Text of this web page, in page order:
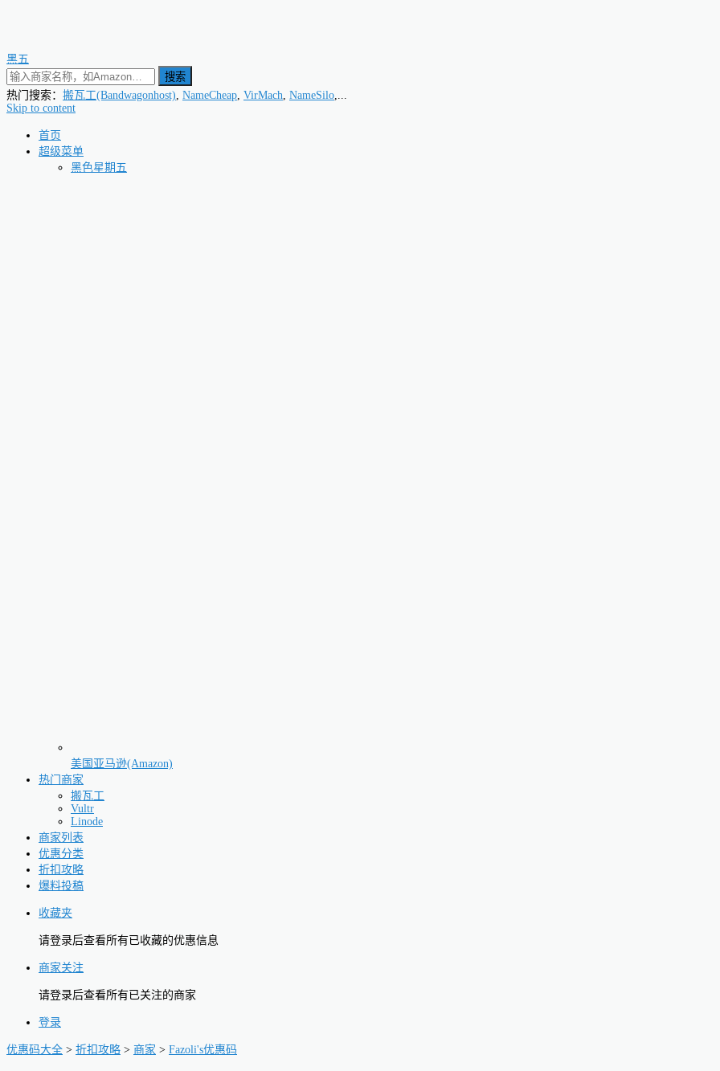
黑五
搜索
热门搜索： 搬瓦工(Bandwagonhost), NameCheap, VirMach, NameSilo,...
Skip to content
首页
超级菜单
黑色星期五
美国亚马逊(Amazon)
热门商家
搬瓦工
Vultr
Linode
商家列表
优惠分类
折扣攻略
爆料投稿
收藏夹
请登录后查看所有已收藏的优惠信息
商家关注
请登录后查看所有已关注的商家
登录
优惠码大全 > 折扣攻略 > 商家 > Fazoli's优惠码